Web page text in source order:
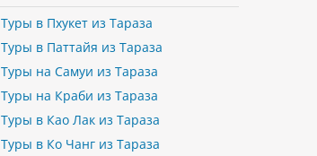
Туры в Пхукет из Тараза
Туры в Паттайя из Тараза
Туры на Самуи из Тараза
Туры на Краби из Тараза
Туры в Као Лак из Тараза
Туры в Ко Чанг из Тараза